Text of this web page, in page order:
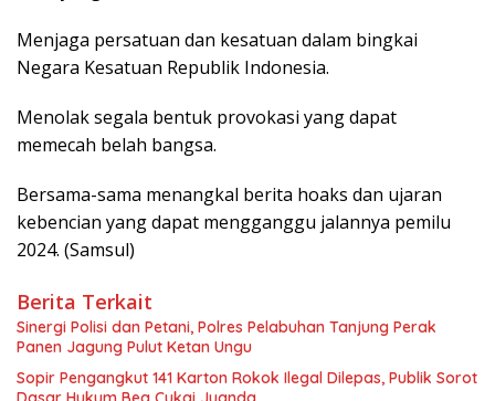
Menjaga persatuan dan kesatuan dalam bingkai
Negara Kesatuan Republik Indonesia.
Menolak segala bentuk provokasi yang dapat
memecah belah bangsa.
Bersama-sama menangkal berita hoaks dan ujaran
kebencian yang dapat mengganggu jalannya pemilu
2024. (Samsul)
Berita Terkait
Sinergi Polisi dan Petani, Polres Pelabuhan Tanjung Perak
Panen Jagung Pulut Ketan Ungu
Sopir Pengangkut 141 Karton Rokok Ilegal Dilepas, Publik Sorot